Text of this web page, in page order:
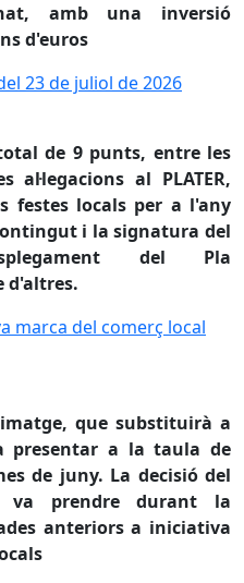
amb una inversió
d'euros
23 de juliol de 2026
23 de juliol de 2026
de 9 punts, entre les
al PLATER,
festes locals per a l'any
i la signatura del
del Pla
d'altres.
marca del comerç local
marca del comerç local
que substituirà a
presentar a la taula de
de juny. La decisió del
va prendre durant la
anteriors a iniciativa